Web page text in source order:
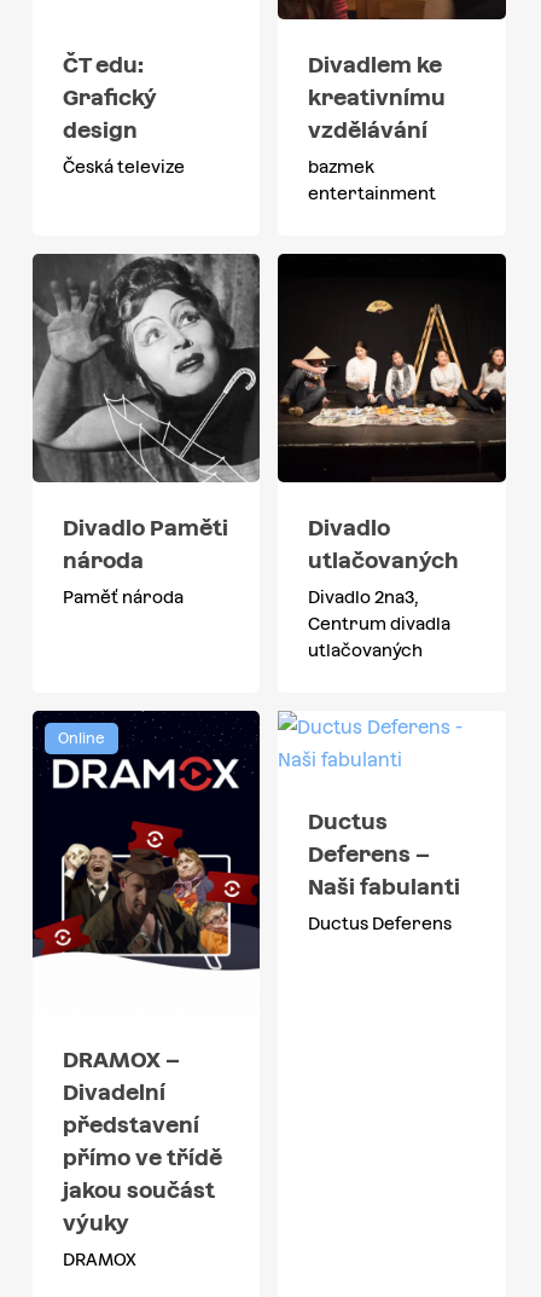
ČT edu:
Grafický
design
Česká televize
Divadlem ke
kreativnímu
vzdělávání
bazmek
entertainment
Divadlo Paměti
národa
Paměť národa
Divadlo
utlačovaných
Divadlo 2na3,
Centrum divadla
utlačovaných
Online
DRAMOX –
Divadelní
představení
přímo ve třídě
jakou součást
výuky
DRAMOX
Ductus
Deferens –
Naši fabulanti
Ductus Deferens